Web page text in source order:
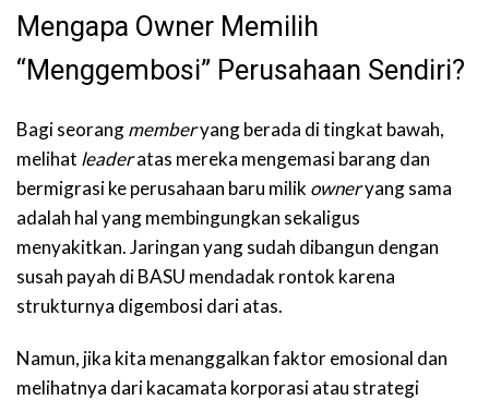
Mengapa Owner Memilih
“Menggembosi” Perusahaan Sendiri?
Bagi seorangmemberyang berada di tingkat bawah,
melihat leaderatas mereka mengemasi barang dan
bermigrasi ke perusahaan baru milik owneryang sama
adalah hal yang membingungkan sekaligus
menyakitkan. Jaringan yang sudah dibangun dengan
susah payah di BASU mendadak rontok karena
strukturnya digembosi dari atas.
Namun, jika kita menanggalkan faktor emosional dan
melihatnya dari kacamata korporasi atau strategi